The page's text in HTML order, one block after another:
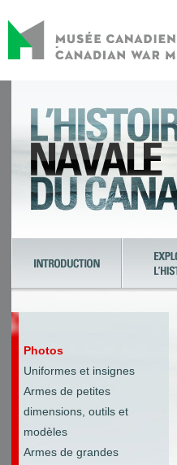
Photos
Uniformes et insignes
Armes de petites
dimensions, outils et
modèles
Armes de grandes